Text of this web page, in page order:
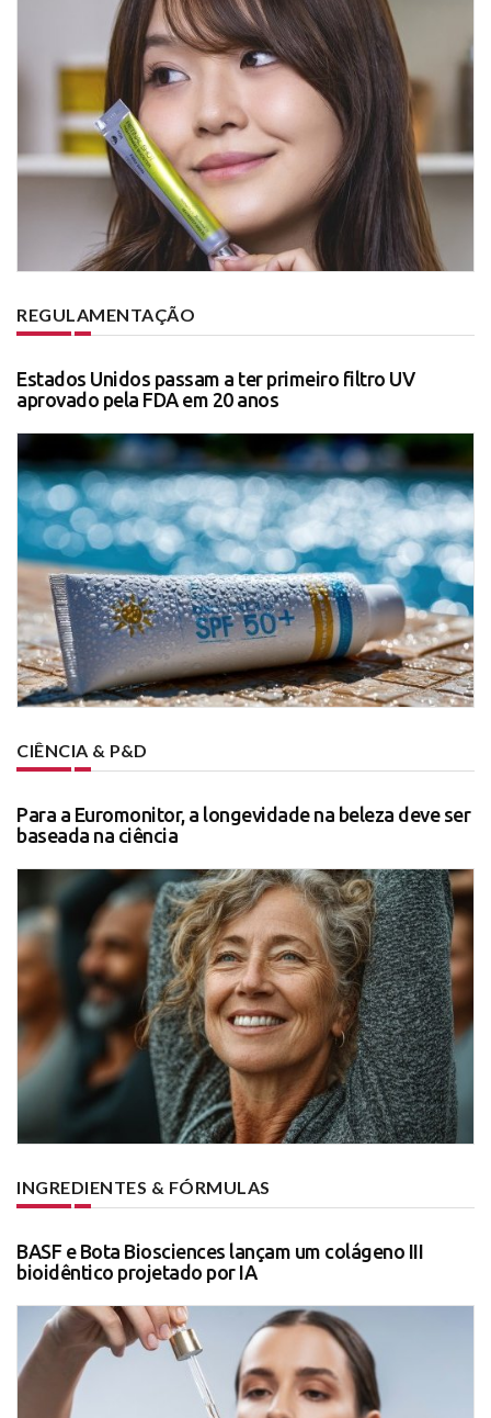
REGULAMENTAÇÃO
Estados Unidos passam a ter primeiro filtro UV
aprovado pela FDA em 20 anos
CIÊNCIA & P&D
Para a Euromonitor, a longevidade na beleza deve ser
baseada na ciência
INGREDIENTES & FÓRMULAS
BASF e Bota Biosciences lançam um colágeno III
bioidêntico projetado por IA